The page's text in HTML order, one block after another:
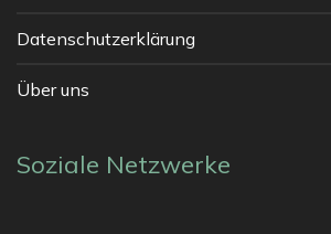
Datenschutzerklärung
Über uns
Soziale Netzwerke